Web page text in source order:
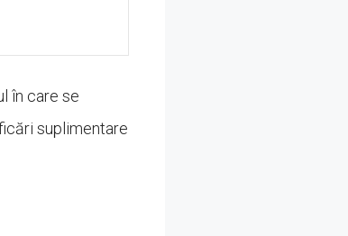
în care se
suplimentare